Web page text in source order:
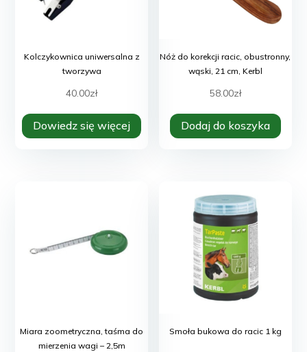
Kolczykownica uniwersalna z
tworzywa
40.00zł
Dowiedz się więcej
Nóż do korekcji racic, obustronny,
wąski, 21 cm, Kerbl
58.00zł
Dodaj do koszyka
Miara zoometryczna, taśma do
mierzenia wagi – 2,5m
Smoła bukowa do racic 1 kg